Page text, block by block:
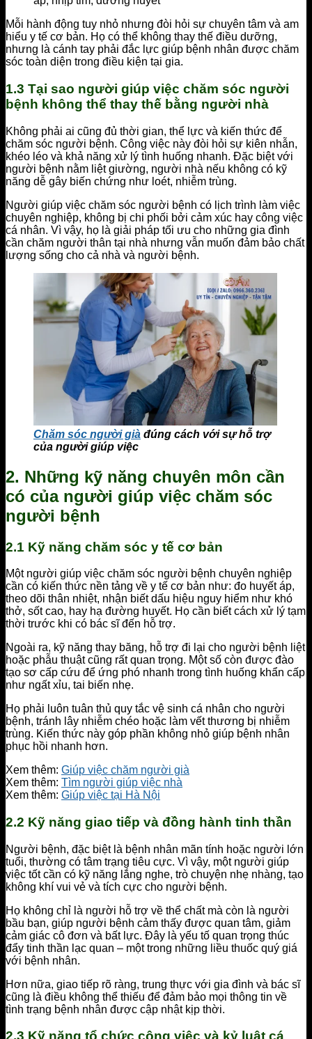
Mỗi hành động tuy nhỏ nhưng đòi hỏi sự chuyên tâm và am
hiểu y tế cơ bản. Họ có thể không thay thế điều dưỡng,
nhưng là cánh tay phải đắc lực giúp bệnh nhân được chăm
sóc toàn diện trong điều kiện tại gia.
1.3 Tại sao người giúp việc chăm sóc người
bệnh không thể thay thế bằng người nhà
Không phải ai cũng đủ thời gian, thể lực và kiến thức để
chăm sóc người bệnh. Công việc này đòi hỏi sự kiên nhẫn,
khéo léo và khả năng xử lý tình huống nhanh. Đặc biệt với
người bệnh nằm liệt giường, người nhà nếu không có kỹ
năng dễ gây biến chứng như loét, nhiễm trùng.
Người giúp việc chăm sóc người bệnh có lịch trình làm việc
chuyên nghiệp, không bị chi phối bởi cảm xúc hay công việc
cá nhân. Vì vậy, họ là giải pháp tối ưu cho những gia đình
cần chăm người thân tại nhà nhưng vẫn muốn đảm bảo chất
lượng sống cho cả nhà và người bệnh.
Chăm sóc người già đúng cách với sự hỗ trợ
của người giúp việc
2. Những kỹ năng chuyên môn cần
có của người giúp việc chăm sóc
người bệnh
2.1 Kỹ năng chăm sóc y tế cơ bản
Một người giúp việc chăm sóc người bệnh chuyên nghiệp
cần có kiến thức nền tảng về y tế cơ bản như: đo huyết áp,
theo dõi thân nhiệt, nhận biết dấu hiệu nguy hiểm như khó
thở, sốt cao, hay hạ đường huyết. Họ cần biết cách xử lý tạm
thời trước khi có bác sĩ đến hỗ trợ.
Ngoài ra, kỹ năng thay băng, hỗ trợ đi lại cho người bệnh liệt
hoặc phẫu thuật cũng rất quan trọng. Một số còn được đào
tạo sơ cấp cứu để ứng phó nhanh trong tình huống khẩn cấp
như ngất xỉu, tai biến nhẹ.
Họ phải luôn tuân thủ quy tắc vệ sinh cá nhân cho người
bệnh, tránh lây nhiễm chéo hoặc làm vết thương bị nhiễm
trùng. Kiến thức này góp phần không nhỏ giúp bệnh nhân
phục hồi nhanh hơn.
Xem thêm: Giúp việc chăm người già
Xem thêm: Tìm người giúp việc nhà
Xem thêm: Giúp việc tại Hà Nội
2.2 Kỹ năng giao tiếp và đồng hành tinh thần
Người bệnh, đặc biệt là bệnh nhân mãn tính hoặc người lớn
tuổi, thường có tâm trạng tiêu cực. Vì vậy, một người giúp
việc tốt cần có kỹ năng lắng nghe, trò chuyện nhẹ nhàng, tạo
không khí vui vẻ và tích cực cho người bệnh.
Họ không chỉ là người hỗ trợ về thể chất mà còn là người
bầu bạn, giúp người bệnh cảm thấy được quan tâm, giảm
cảm giác cô đơn và bất lực. Đây là yếu tố quan trọng thúc
đẩy tinh thần lạc quan – một trong những liều thuốc quý giá
với bệnh nhân.
Hơn nữa, giao tiếp rõ ràng, trung thực với gia đình và bác sĩ
cũng là điều không thể thiếu để đảm bảo mọi thông tin về
tình trạng bệnh nhân được cập nhật kịp thời.